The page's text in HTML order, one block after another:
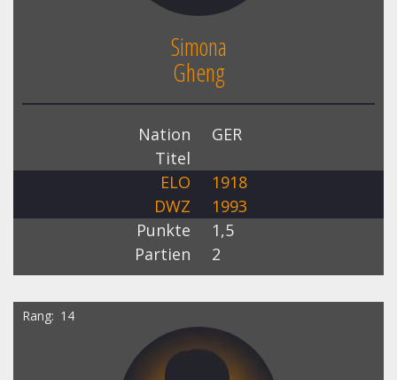
Simona
Gheng
Nation
GER
Titel
ELO
1918
DWZ
1993
Punkte
1,5
Partien
2
Rang 14